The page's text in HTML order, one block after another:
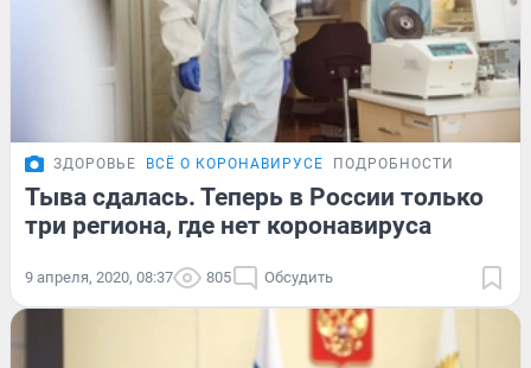
ЗДОРОВЬЕ ВСЁ О КОРОНАВИРУСЕ ПОДРОБНОСТИ
Тыва сдалась. Теперь в России только
три региона, где нет коронавируса
9 апреля, 2020, 08:37 805 Обсудить